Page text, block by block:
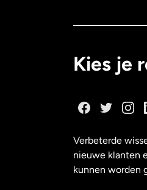
Kies je
Verbeterde
nieuwe klanten
kunnen worden